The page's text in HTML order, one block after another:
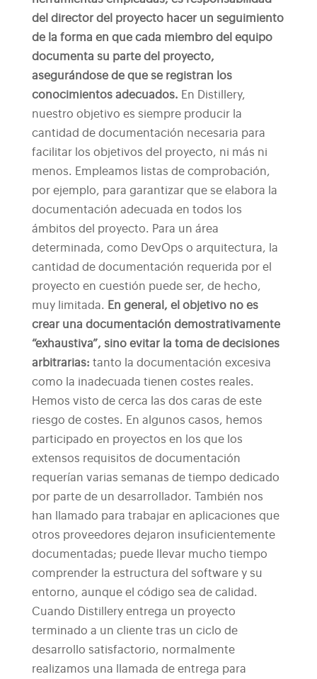
del director del proyecto hacer un seguimiento
de la forma en que cada miembro del equipo
documenta su parte del proyecto,
asegurándose de que se registran los
conocimientos adecuados. En Distillery,
nuestro objetivo es siempre producir la
cantidad de documentación necesaria para
facilitar los objetivos del proyecto, ni más ni
menos. Empleamos listas de comprobación,
por ejemplo, para garantizar que se elabora la
documentación adecuada en todos los
ámbitos del proyecto. Para un área
determinada, como DevOps o arquitectura, la
cantidad de documentación requerida por el
proyecto en cuestión puede ser, de hecho,
muy limitada. En general, el objetivo no es
crear una documentación demostrativamente
“exhaustiva”, sino evitar la toma de decisiones
arbitrarias: tanto la documentación excesiva
como la inadecuada tienen costes reales.
Hemos visto de cerca las dos caras de este
riesgo de costes. En algunos casos, hemos
participado en proyectos en los que los
extensos requisitos de documentación
requerían varias semanas de tiempo dedicado
por parte de un desarrollador. También nos
han llamado para trabajar en aplicaciones que
otros proveedores dejaron insuficientemente
documentadas; puede llevar mucho tiempo
comprender la estructura del software y su
entorno, aunque el código sea de calidad.
Cuando Distillery entrega un proyecto
terminado a un cliente tras un ciclo de
desarrollo satisfactorio, normalmente
realizamos una llamada de entrega para